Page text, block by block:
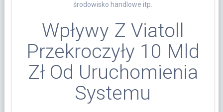
środowisko handlowe itp.
Wpływy Z Viatoll
Przekroczyły 10 Mld
Zł Od Uruchomienia
Systemu